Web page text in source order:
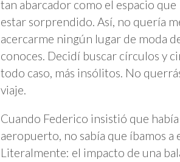
tan abarcador como el espacio
estar sorprendido. Así, no quería
acercarme ningún lugar de moda
conoces. Decidí buscar círculos y
todo caso, más insólitos. No
viaje.
Cuando Federico insistió que
aeropuerto, no sabía que íbamos
Literalmente: el impacto de una